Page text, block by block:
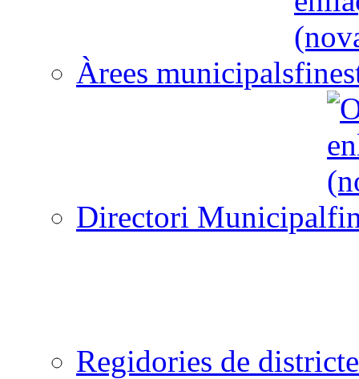
Àrees municipals
Directori Municipal
Regidories de districte